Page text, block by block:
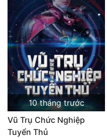
10 tháng trước
Vũ Trụ Chức Nghiệp
Tuyển Thủ